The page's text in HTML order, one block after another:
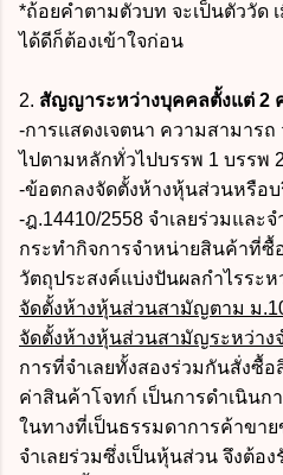
*ถ้อยคำตามตัวบท จะเป็นตัววัด
ได้ดีก็ต้องเข้าใจก่อน
2. สัญญาระหว่างบุคคลตั้งแต่ 2
-การแสดงเจตนา ความสามาร
ไปตามหลักทั่วไปบรรพ 1 บรรพ 2
-ข้อตกลงจัดตั้งห้างหุ้นส่วนหรือ
-ฎ.14410/2558 จำเลยร่วมและ
กระทำกิจการจำหน่ายสินค้าที่ซื้
วัตถุประสงค์แบ่งปันผลกำไรระห
จัดตั้งห้างหุ้นส่วนสามัญตาม ม
จัดตั้งห้างหุ้นส่วนสามัญระหว่าง
การที่จำเลยทั้งสองร่วมกันสั่งซื้
ค่าสินค้าโจทก์ เป็นการดำเนินก
ในทางที่เป็นธรรมดาการค้าขา
จำเลยร่วมซึ่งเป็นหุ้นส่วน จึงต้อ